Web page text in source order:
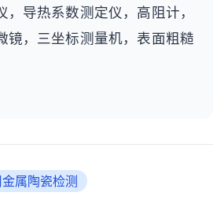
导热系数测定仪，高阻计，
镜，三坐标测量机，表面粗糙
属陶瓷检测